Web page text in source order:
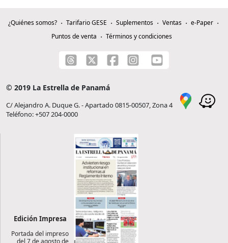
¿Quiénes somos? Tarifario GESE Suplementos Ventas
e-Paper
Puntos de venta
Términos y condiciones
© 2019 La Estrella de Panamá
C/ Alejandro A. Duque G. - Apartado 0815-00507, Zona 4
Teléfono: +507 204-0000
Edición Impresa
Portada del impreso
del 7 de agosto de